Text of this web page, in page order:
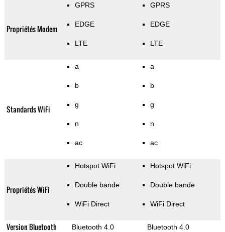
Propriétés Modem
GPRS
EDGE
LTE
GPRS
EDGE
LTE
Standards WiFi
a
b
g
n
ac
a
b
g
n
ac
Propriétés WiFi
Hotspot WiFi
Double bande
WiFi Direct
Hotspot WiFi
Double bande
WiFi Direct
Version Bluetooth Bluetooth 4.0 Bluetooth 4.0